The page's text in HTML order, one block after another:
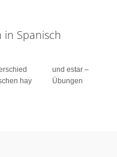
in Spanisch
hay
estar –
Übungen